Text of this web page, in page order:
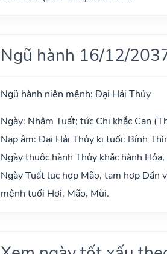
Ngũ hành 16/12/
Ngũ hành niên mệnh: Đại Hải Thủy
Ngày: Nhâm Tuất; tức Chi khắc Can
Nạp âm: Đại Hải Thủy kị tuổi: Bính
Ngày thuộc hành Thủy khắc hành
Ngày Tuất lục hợp Mão, tam hợp Dần
mệnh tuổi Hợi, Mão, Mùi.